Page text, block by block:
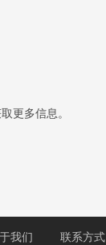
更多信息。
我们 联系方式